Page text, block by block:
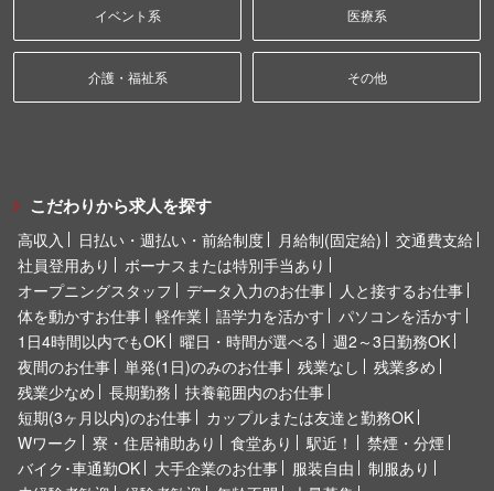
イベント系 医療系
介護・福祉系 その他
こだわりから求人を探す
高収入 日払い・週払い・前給制度 月給制(固定給)
交通費支給
社員登用あり
ボーナスまたは特別手当あり
オープニングスタッフ
データ入力のお仕事
人と接するお仕事
体を動かすお仕事
軽作業 語学力を活かす
パソコンを活かす
1日4時間以内でもOK
曜日・時間が選べる
週2～3日勤務OK
夜間のお仕事
単発(1日)のみのお仕事 残業なし
残業多め
残業少なめ
長期勤務
扶養範囲内のお仕事
短期(3ヶ月以内)のお仕事
カップルまたは友達と勤務OK
Wワーク
寮・住居補助あり 食堂あり 駅近！
禁煙・分煙
バイク･車通勤OK
大手企業のお仕事 服装自由
制服あり